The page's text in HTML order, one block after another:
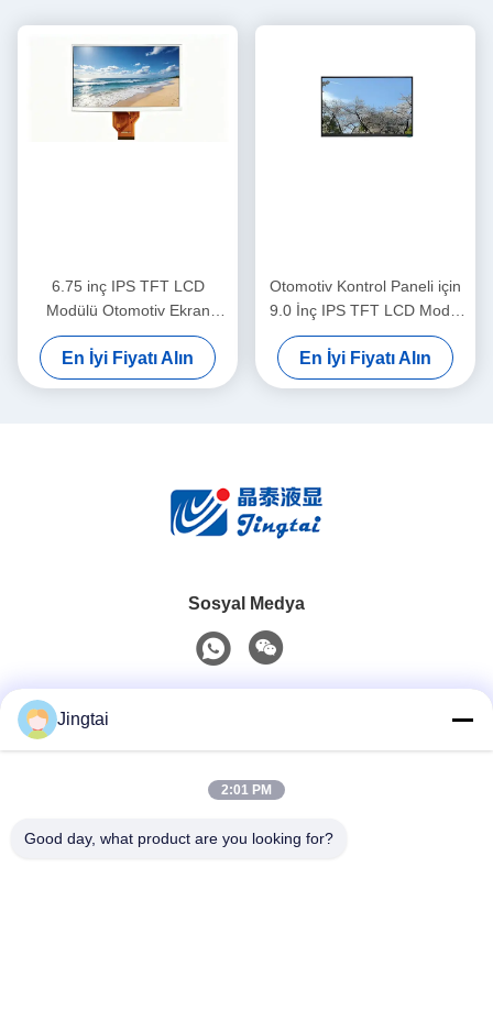
6.75 inç IPS TFT LCD
Modülü Otomotiv Ekran
Ekipmanı için Geniş
Görünüm Panosu
En İyi Fiyatı Alın
Otomotiv Kontrol Paneli için
9.0 İnç IPS TFT LCD Modül
1280x720 LVDS Ekran
En İyi Fiyatı Alın
Sosyal Medya
0086-755-27491128
Jingtai
2:01 PM
Good day, what product are you looking for?